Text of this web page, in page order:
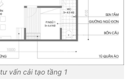
vấn cải tạo tầng 1